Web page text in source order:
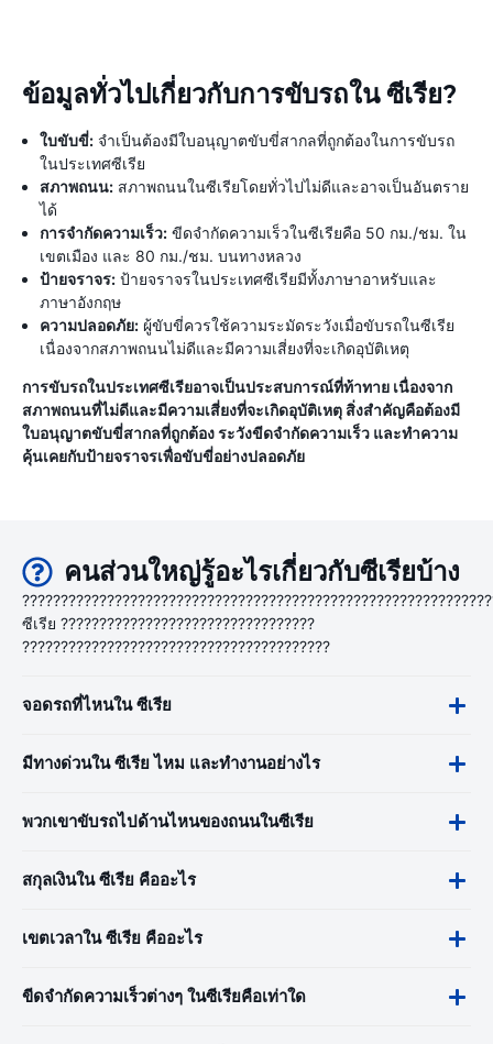
ข้อมูลทั่วไปเกี่ยวกับการขับรถใน ซีเรีย?
ใบขับขี่: จำเป็นต้องมีใบอนุญาตขับขี่สากลที่ถูกต้องในการขับรถ
ในประเทศซีเรีย
สภาพถนน: สภาพถนนในซีเรียโดยทั่วไปไม่ดีและอาจเป็นอันตราย
ได้
การจำกัดความเร็ว: ขีดจำกัดความเร็วในซีเรียคือ 50 กม./ชม. ใน
เขตเมือง และ 80 กม./ชม. บนทางหลวง
ป้ายจราจร: ป้ายจราจรในประเทศซีเรียมีทั้งภาษาอาหรับและ
ภาษาอังกฤษ
ความปลอดภัย: ผู้ขับขี่ควรใช้ความระมัดระวังเมื่อขับรถในซีเรีย
เนื่องจากสภาพถนนไม่ดีและมีความเสี่ยงที่จะเกิดอุบัติเหตุ
การขับรถในประเทศซีเรียอาจเป็นประสบการณ์ที่ท้าทาย เนื่องจาก
สภาพถนนที่ไม่ดีและมีความเสี่ยงที่จะเกิดอุบัติเหตุ สิ่งสำคัญคือต้องมี
ใบอนุญาตขับขี่สากลที่ถูกต้อง ระวังขีดจำกัดความเร็ว และทำความ
คุ้นเคยกับป้ายจราจรเพื่อขับขี่อย่างปลอดภัย
คนส่วนใหญ่รู้อะไรเกี่ยวกับซีเรียบ้าง
ซีเรีย ?????????????????????????????????
????????????????????????????????????????
จอดรถที่ไหนใน ซีเรีย
มีทางด่วนใน ซีเรีย ไหม และทำงานอย่างไร
พวกเขาขับรถไปด้านไหนของถนนในซีเรีย
สกุลเงินใน ซีเรีย คืออะไร
เขตเวลาใน ซีเรีย คืออะไร
ขีดจำกัดความเร็วต่างๆ ในซีเรียคือเท่าใด